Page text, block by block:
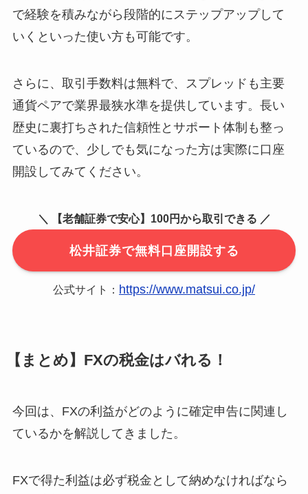
で経験を積みながら段階的にステップアップして
いくといった使い方も可能です。
さらに、取引手数料は無料で、スプレッドも主要
通貨ペアで業界最狭水準を提供しています。長い
歴史に裏打ちされた信頼性とサポート体制も整っ
ているので、少しでも気になった方は実際に口座
開設してみてください。
＼ 【老舗証券で安心】100円から取引できる ／
松井証券で無料口座開設する
公式サイト： https://www.matsui.co.jp/
【まとめ】FXの税金はバれる！
今回は、FXの利益がどのように確定申告に関連し
ているかを解説してきました。
FXで得た利益は必ず税金として納めなければなら